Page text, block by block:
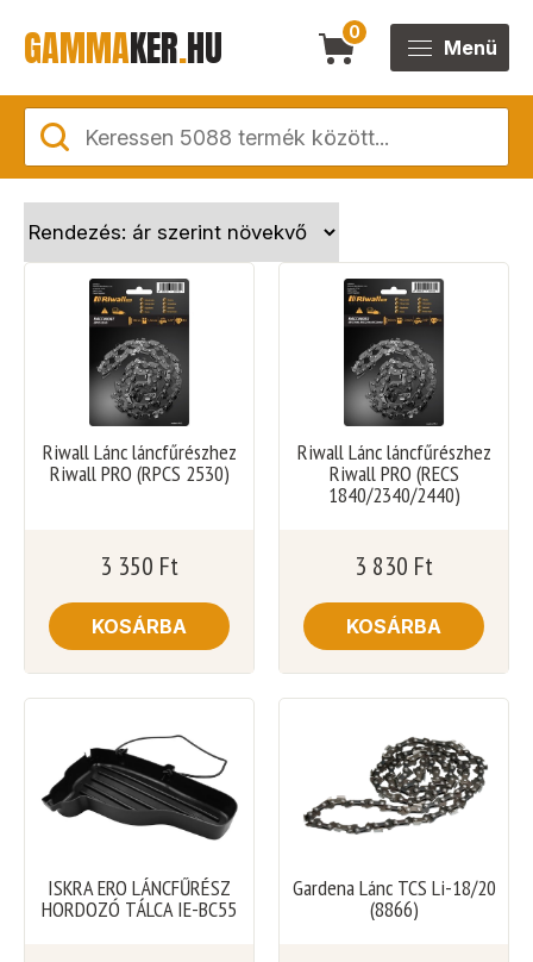
GAMMAKER.HU 0
Menü
Riwall Lánc láncfűrészhez
Riwall PRO (RPCS 2530)
3 350 Ft
KOSÁRBA
Riwall Lánc láncfűrészhez
Riwall PRO (RECS
1840/2340/2440)
3 830 Ft
KOSÁRBA
ISKRA ERO LÁNCFŰRÉSZ
HORDOZÓ TÁLCA IE-BC55
Gardena Lánc TCS Li-18/20
(8866)